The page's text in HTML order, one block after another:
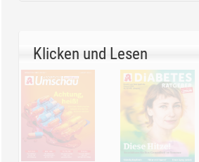
Klicken und Lesen